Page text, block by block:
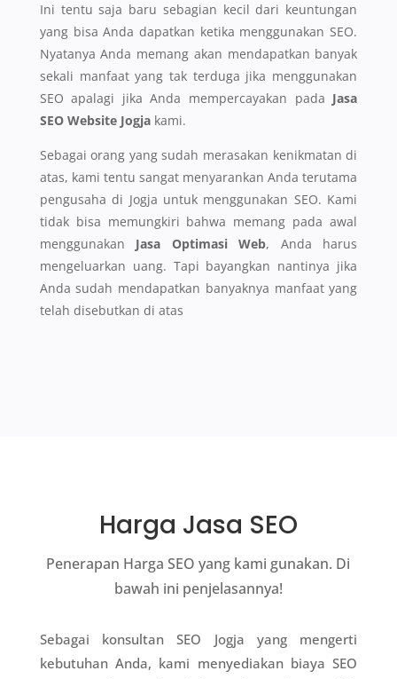
Ini tentu saja baru sebagian kecil dari keuntungan
yang bisa Anda dapatkan ketika menggunakan SEO.
Nyatanya Anda memang akan mendapatkan banyak
sekali manfaat yang tak terduga jika menggunakan
SEO apalagi jika Anda mempercayakan pada Jasa
SEO Website Jogjakami.
Sebagai orang yang sudah merasakan kenikmatan di
atas, kami tentu sangat menyarankan Anda terutama
pengusaha di Jogja untuk menggunakan SEO. Kami
tidak bisa memungkiri bahwa memang pada awal
menggunakan Jasa Optimasi Web, Anda harus
mengeluarkan uang. Tapi bayangkan nantinya jika
Anda sudah mendapatkan banyaknya manfaat yang
telah disebutkan di atas
Harga Jasa SEO
Penerapan Harga SEO yang kami gunakan. Di
bawah ini penjelasannya!
Sebagai konsultan SEO Jogja yang mengerti
kebutuhan Anda, kami menyediakan biaya SEO